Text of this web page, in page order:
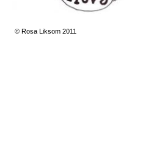
© Rosa Liksom 2011